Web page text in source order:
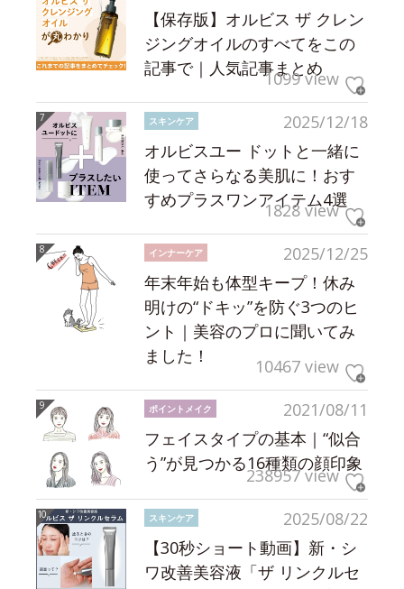
【保存版】オルビス ザ クレン
ジングオイルのすべてをこの
記事で｜人気記事まとめ
1099 view
2025/12/18
スキンケア
オルビスユー ドットと一緒に
使ってさらなる美肌に！おす
すめプラスワンアイテム4選
1828 view
2025/12/25
インナーケア
年末年始も体型キープ！休み
明けの“ドキッ”を防ぐ3つのヒ
ント｜美容のプロに聞いてみ
ました！
10467 view
2021/08/11
ポイントメイク
フェイスタイプの基本｜“似合
う”が見つかる16種類の顔印象
238957 view
2025/08/22
スキンケア
【30秒ショート動画】新・シ
ワ改善美容液「ザ リンクルセ